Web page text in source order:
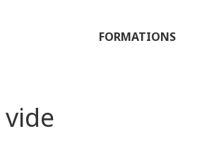
FORMATIONS